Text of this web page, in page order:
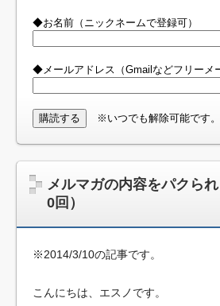
◆お名前（ニックネームで登録可）
◆メールアドレス（Gmailなどフリーメ
※いつでも解除可能です。
メルマガの内容をパクら
0回）
※2014/3/10の記事です。
こんにちは、エスノです。